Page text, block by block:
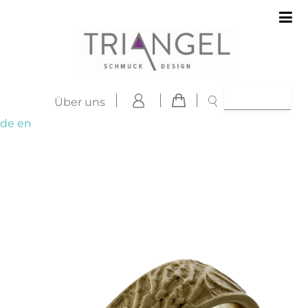
Über uns
de en